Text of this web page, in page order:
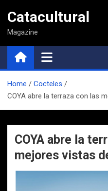
contenido
Catacultural
Magazine
Home
Cocteles
COYA abre la terraza con las
COYA abre la
mejores vistas